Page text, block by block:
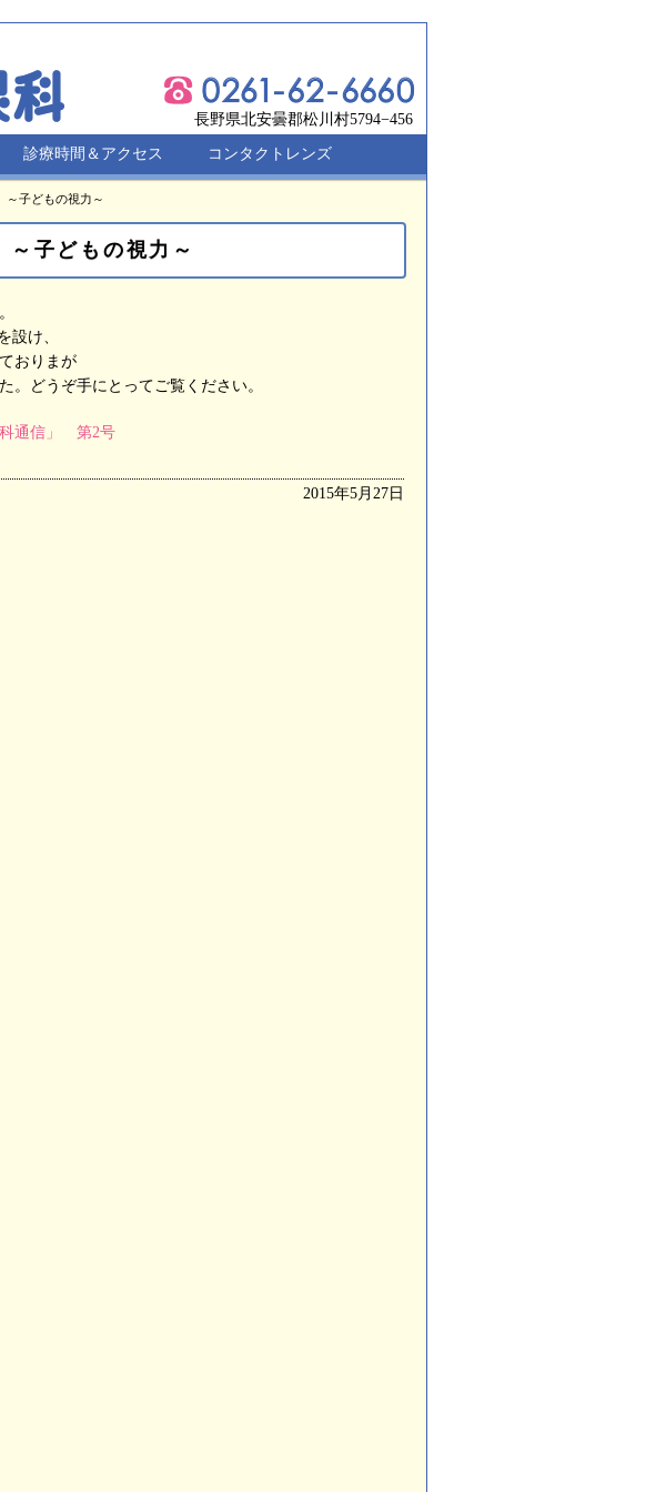
長野県北安曇郡松川村5794−456
診療時間＆アクセス コンタクトレンズ
～子どもの視力～
子どもの視力～
設け、
おりまが
。どうぞ手にとってご覧ください。
科通信」 第2号
2015年5月27日